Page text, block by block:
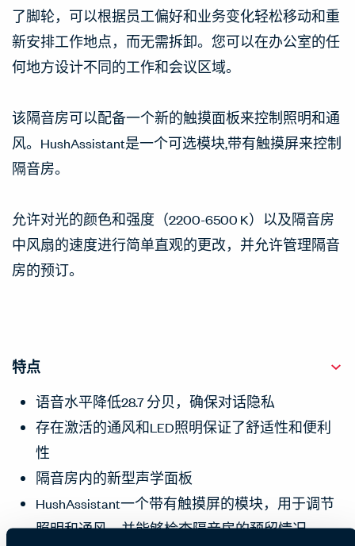
了脚轮，可以根据员工偏好和业务变化轻松移动和重
新安排工作地点，而无需拆卸。您可以在办公室的任
何地方设计不同的工作和会议区域。
该隔音房可以配备一个新的触摸面板来控制照明和通
风。HushAssistant是一个可选模块,带有触摸屏来控制
隔音房。
允许对光的颜色和强度（2200-6500 K）以及隔音房
中风扇的速度进行简单直观的更改，并允许管理隔音
房的预订。
特点
语音水平降低28.7 分贝，确保对话隐私
存在激活的通风和LED照明保证了舒适性和便利
性
隔音房内的新型声学面板
HushAssistant一个带有触摸屏的模块，用于调节
照明和通风，并能够检查隔音房的预留情况